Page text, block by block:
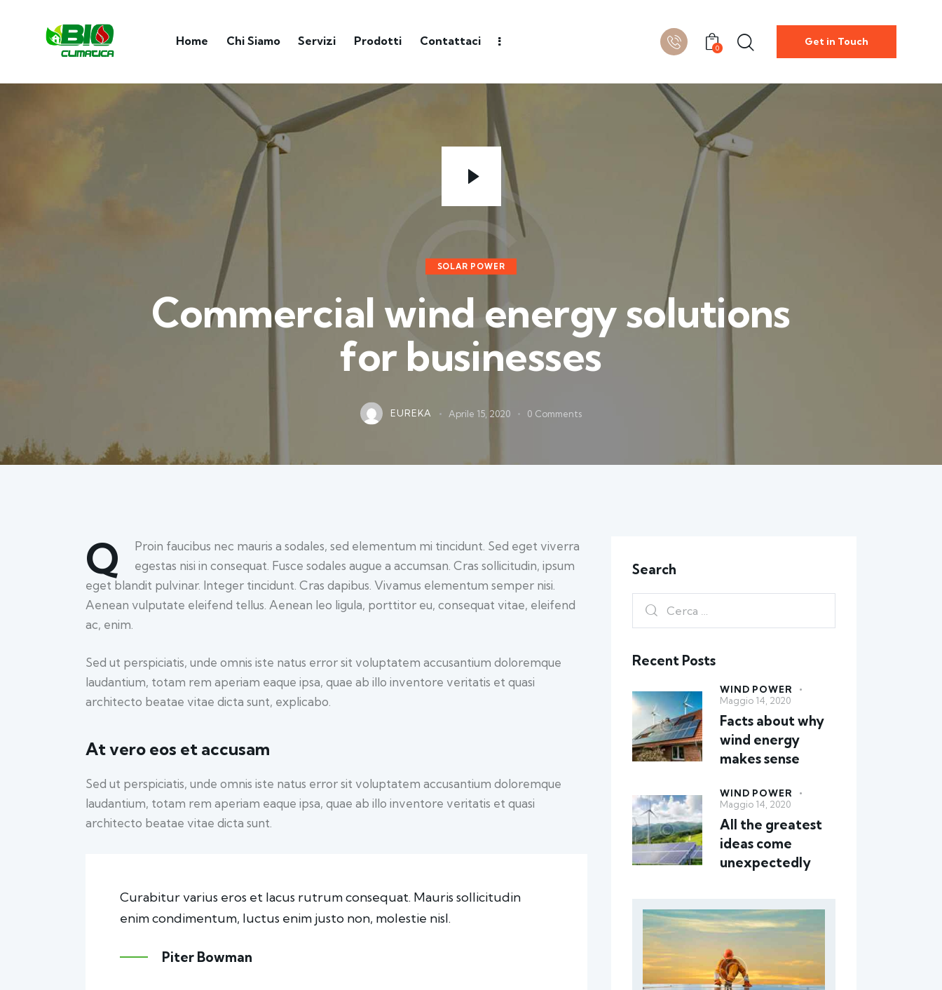
Home Chi Siamo Servizi Prodotti Contattaci
0
Get in Touch
SOLAR POWER
Commercial wind energy solutions
for businesses
EUREKA Aprile 15, 2020 0 Comments
Q
Proin faucibus nec mauris a sodales, sed elementum mi tincidunt. Sed eget viverra
egestas nisi in consequat. Fusce sodales augue a accumsan. Cras sollicitudin, ipsum
eget blandit pulvinar. Integer tincidunt. Cras dapibus. Vivamus elementum semper nisi.
Aenean vulputate eleifend tellus. Aenean leo ligula, porttitor eu, consequat vitae, eleifend
ac, enim.
Sed ut perspiciatis, unde omnis iste natus error sit voluptatem accusantium doloremque
laudantium, totam rem aperiam eaque ipsa, quae ab illo inventore veritatis et quasi
architecto beatae vitae dicta sunt, explicabo.
At vero eos et accusam
Sed ut perspiciatis, unde omnis iste natus error sit voluptatem accusantium doloremque
laudantium, totam rem aperiam eaque ipsa, quae ab illo inventore veritatis et quasi
architecto beatae vitae dicta sunt.
Curabitur varius eros et lacus rutrum consequat. Mauris sollicitudin
enim condimentum, luctus enim justo non, molestie nisl.
Piter Bowman
Search
Recent Posts
WIND POWER
Maggio 14, 2020
Facts about why
wind energy
makes sense
WIND POWER
Maggio 14, 2020
All the greatest
ideas come
unexpectedly